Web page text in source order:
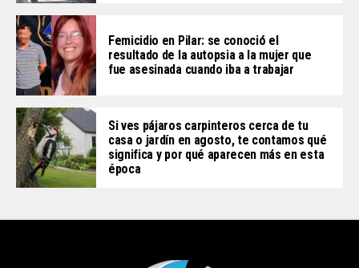
Femicidio en Pilar: se conoció el
resultado de la autopsia a la mujer que
fue asesinada cuando iba a trabajar
Si ves pájaros carpinteros cerca de tu
casa o jardín en agosto, te contamos qué
significa y por qué aparecen más en esta
época